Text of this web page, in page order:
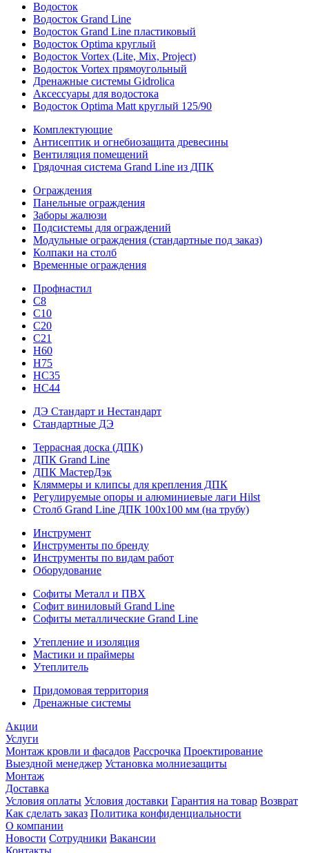
Водосток
Водосток Grand Line
Водосток Grand Line пластиковый
Водосток Optima круглый
Водосток Vortex (Lite, Mix, Project)
Водосток Vortex прямоугольный
Дренажные системы Gidrolica
Аксессуары для водостока
Водосток Optima Matt круглый 125/90
Комплектующие
Антисептик и огнебиозащита древесины
Вентиляция помещений
Грядочная система Grand Line из ДПК
Ограждения
Панельные ограждения
Заборы жалюзи
Подсистемы для ограждений
Модульные ограждения (стандартные под заказ)
Колпаки на столб
Временные ограждения
Профнастил
С8
С10
С20
С21
H60
H75
HС35
НС44
ДЭ Стандарт и Нестандарт
Стандартные ДЭ
Террасная доска (ДПК)
ДПК Grand Line
ДПК МастерДэк
Кляммеры и клипсы для крепления ДПК
Регулируемые опоры и алюминиевые лаги Hilst
Столб Grand Line ДПК 100х100 мм (на трубу)
Инструмент
Инструменты по бренду
Инструменты по видам работ
Оборудование
Софиты Металл и ПВХ
Софит виниловый Grand Line
Софиты металлические Grand Line
Утепление и изоляция
Мастики и праймеры
Утеплитель
Придомовая территория
Дренажные системы
Акции
Услуги
Монтаж кровли и фасадов Рассрочка Проектирование
Выездной менеджер Установка молниезащиты
Монтаж
Доставка
Условия оплаты Условия доставки Гарантия на товар Возврат
Как сделать заказ Политика конфиденциальности
О компании
Новости Сотрудники Вакансии
Контакты